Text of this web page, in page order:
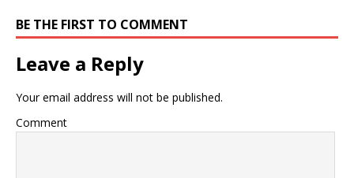
BE THE FIRST TO COMMENT
Leave a Reply
Your email address will not be published.
Comment